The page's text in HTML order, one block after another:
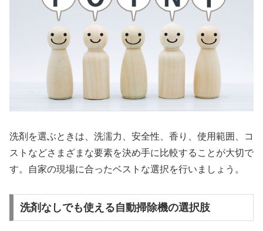
洗剤を選ぶときは、洗濡力、安全性、香り、使用範囲、コ
ストなどさまざまな要素を決め手に比較することが大切で
す。自家の現場に合ったベストな選択を行いましょう。
洗剤なしでも使える自動掃除機の選択肢